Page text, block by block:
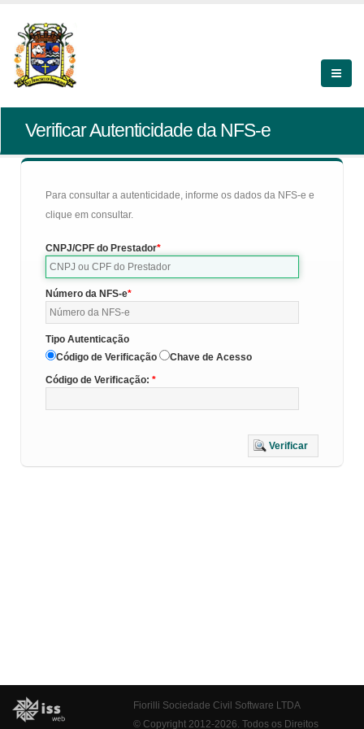
Verificar Autenticidade da NFS-e
Para consultar a autenticidade, informe os dados da NFS-e e
clique em consultar.
CNPJ/CPF do Prestador
Número da NFS-e
Tipo Autenticação
Código de Verificação
Chave de Acesso
Código de Verificação:
Verificar
Fiorilli Sociedade Civil Software LTDA
© Copyright 2012-2026. Todos os Direitos